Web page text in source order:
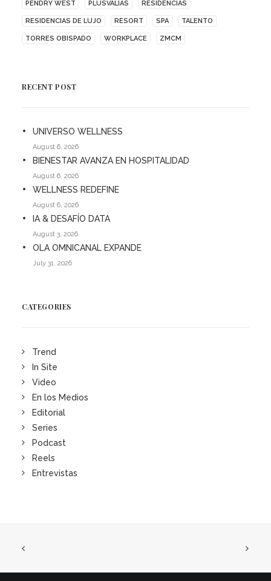
PENDRY WEST PLUSVALÍAS RESIDENCIAS
RESIDENCIAS DE LUJO RESORT SPA TALENTO
TORRES OBISPADO WORKPLACE ZMCM
RECENT POST
UNIVERSO WELLNESS
August 6, 2026
BIENESTAR AVANZA EN HOSPITALIDAD
August 6, 2026
WELLNESS REDEFINE
August 6, 2026
IA & DESAFÍO DATA
August 3, 2026
OLA OMNICANAL EXPANDE
July 31, 2026
CATEGORIES
Trend
In Site
Video
En los Medios
Editorial
Series
Podcast
Reels
Entrevistas